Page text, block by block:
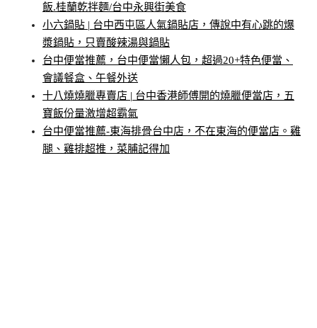
飯.桂蘭乾拌麵/台中永興街美食
小六鍋貼 | 台中西屯區人氣鍋貼店，傳說中有心跳的爆
漿鍋貼，只賣酸辣湯與鍋貼
台中便當推薦，台中便當懶人包，超過20+特色便當、
會議餐盒、午餐外送
十八燒燒臘專賣店 | 台中香港師傅開的燒臘便當店，五
寶飯份量激增超霸氣
台中便當推薦-東海排骨台中店，不在東海的便當店。雞
腿、雞排超推，菜脯記得加